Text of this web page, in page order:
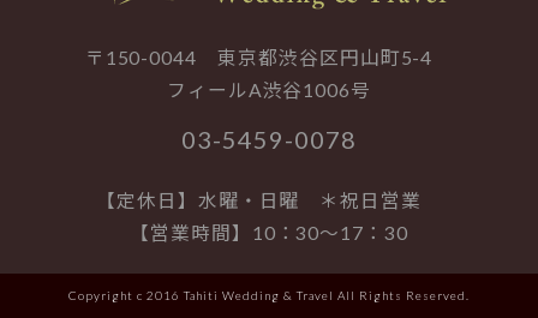
〒150-0044 東京都渋谷区円山町5-4
フィールA渋谷1006号
03-5459-0078
【定休日】水曜・日曜 ＊祝日営業
【営業時間】10：30～17：30
Copyright c 2016 Tahiti Wedding & Travel All Rights Reserved.